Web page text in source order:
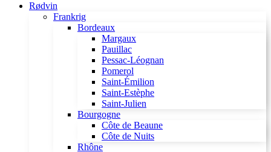
Rødvin
Frankrig
Bordeaux
Margaux
Pauillac
Pessac-Léognan
Pomerol
Saint-Émilion
Saint-Estèphe
Saint-Julien
Bourgogne
Côte de Beaune
Côte de Nuits
Rhône